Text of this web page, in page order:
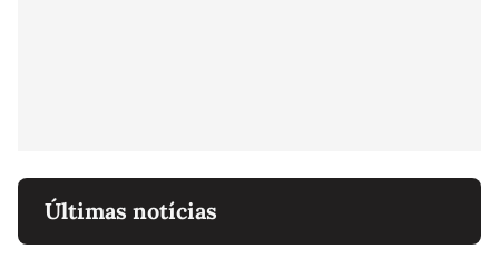
Últimas notícias